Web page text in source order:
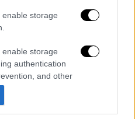
storage
storage
authentication
and other
δε θα υπήρχε ζωή στη
ανακάλυψη που
ηθοποιός Νίκος